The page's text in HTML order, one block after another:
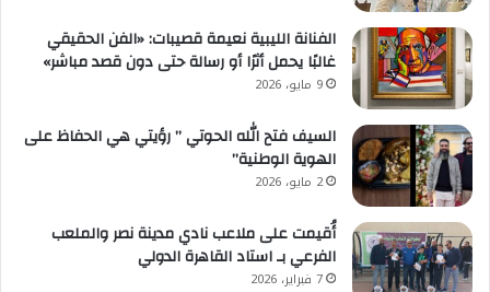
الفنانة الليبية نعيمة قصيبات: «الفن الحقيقي
غالبًا يحمل أثرًا أو رسالة حتى دون قصد مباشر»
9 مايو، 2026
السيف فتح الله الحوتي ” رؤيتي هي الحفاظ على
الهوية الوطنية”
2 مايو، 2026
أُقيمت على ملاعب نادي مدينة نصر والملعب
الفرعي بـ استاد القاهرة الدولي
7 فبراير، 2026